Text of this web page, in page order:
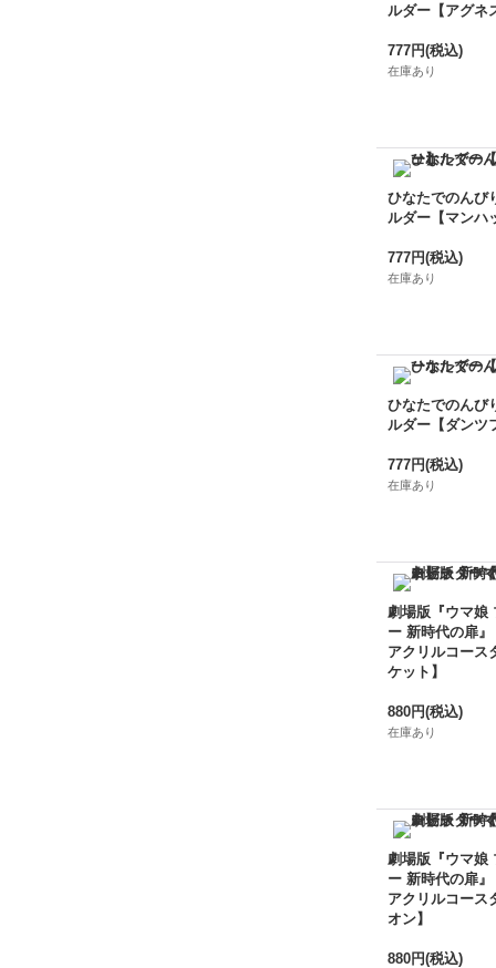
ルダー【アグネ
777円(税込)
在庫あり
ひなたでのんび
ルダー【マンハ
777円(税込)
在庫あり
ひなたでのんび
ルダー【ダンツ
777円(税込)
在庫あり
劇場版『ウマ娘
ー 新時代の扉』
アクリルコース
ケット】
880円(税込)
在庫あり
劇場版『ウマ娘
ー 新時代の扉』
アクリルコース
オン】
880円(税込)